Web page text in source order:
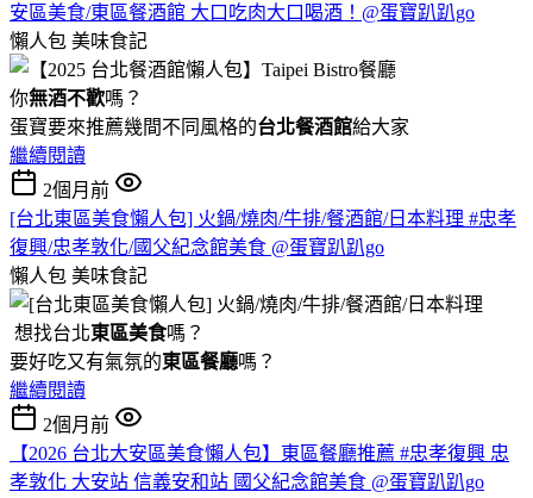
安區美食/東區餐酒館 大口吃肉大口喝酒！@蛋寶趴趴go
懶人包 美味食記
你無酒不歡嗎？
蛋寶要來推薦幾間不同風格的台北餐酒館給大家
繼續閱讀
2個月前
[台北東區美食懶人包] 火鍋/燒肉/牛排/餐酒館/日本料理 #忠孝
復興/忠孝敦化/國父紀念館美食 @蛋寶趴趴go
懶人包 美味食記
想找台北東區美食嗎？
要好吃又有氣氛的東區餐廳嗎？
繼續閱讀
2個月前
【2026 台北大安區美食懶人包】東區餐廳推薦 #忠孝復興 忠
孝敦化 大安站 信義安和站 國父紀念館美食 @蛋寶趴趴go